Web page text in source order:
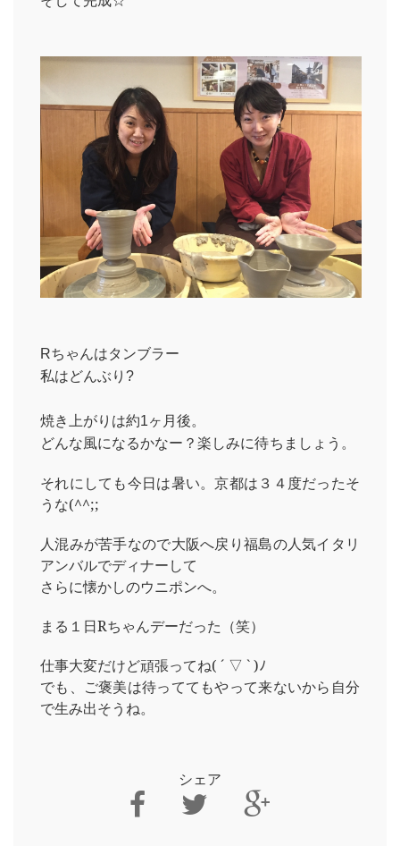
Rちゃんはタンブラー
私はどんぶり?
焼き上がりは約1ヶ月後。
どんな風になるかなー？楽しみに待ちましょう。
それにしても今日は暑い。京都は３４度だったそ
うな(^^;;
人混みが苦手なので大阪へ戻り福島の人気イタリ
アンバルでディナーして
さらに懐かしのウニポンへ。
まる１日Rちゃんデーだった（笑）
仕事大変だけど頑張ってね( ´ ▽ ` )ﾉ
でも、ご褒美は待っててもやって来ないから自分
で生み出そうね。
シェア